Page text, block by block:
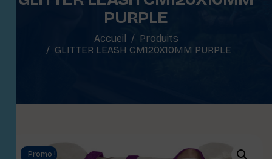
PURPLE
Accueil
Produits
GLITTER LEASH CM120X10MM PURPLE
Promo !